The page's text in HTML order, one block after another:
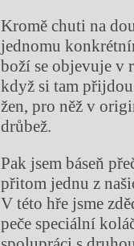
Kromě chuti na
jednomu
boží se objevuje v
když si tam
žen, pro něž v
drůbež.
Pak jsem báseň
přitom jednu z
V této hře jsme
peče speciální